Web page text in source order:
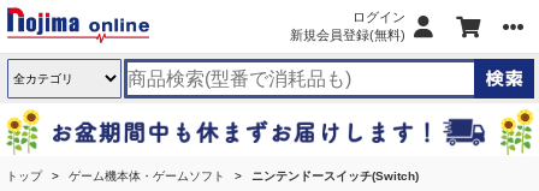
ログイン
新規会員登録(無料)
トップ ゲーム機本体・ゲームソフト ニンテンドースイッチ(Switch)